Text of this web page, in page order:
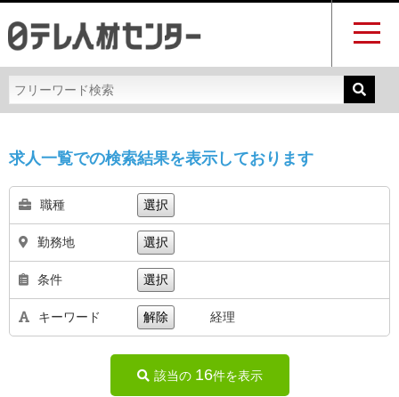
求人一覧での検索結果を表示しております
職種 選択
勤務地 選択
条件 選択
キーワード 解除 経理
該当の 16件を表示